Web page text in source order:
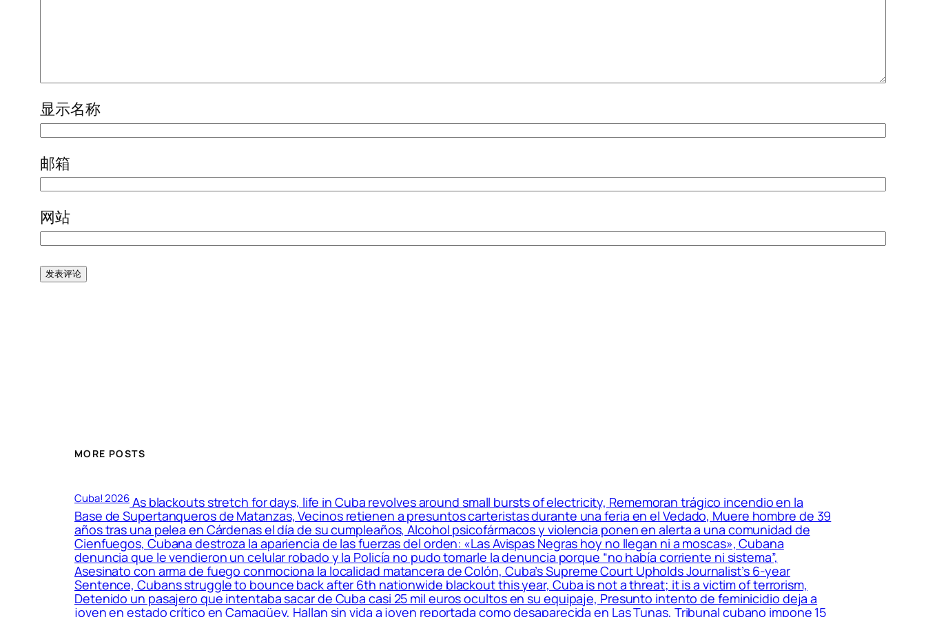
显示名称
邮箱
网站
MORE POSTS
Cuba! 2026As blackouts stretch for days, life in Cuba revolves around small bursts of electricity, Rememoran trágico incendio en la
Base de Supertanqueros de Matanzas, Vecinos retienen a presuntos carteristas durante una feria en el Vedado, Muere hombre de 39
años tras una pelea en Cárdenas el día de su cumpleaños, Alcohol psicofármacos y violencia ponen en alerta a una comunidad de
Cienfuegos, Cubana destroza la apariencia de las fuerzas del orden: «Las Avispas Negras hoy no llegan ni a moscas», Cubana
denuncia que le vendieron un celular robado y la Policía no pudo tomarle la denuncia porque “no había corriente ni sistema”,
Asesinato con arma de fuego conmociona la localidad matancera de Colón, Cuba’s Supreme Court Upholds Journalist’s 6-year
Sentence, Cubans struggle to bounce back after 6th nationwide blackout this year, Cuba is not a threat; it is a victim of terrorism,
Detenido un pasajero que intentaba sacar de Cuba casi 25 mil euros ocultos en su equipaje, Presunto intento de feminicidio deja a
joven en estado crítico en Camagüey, Hallan sin vida a joven reportada como desaparecida en Las Tunas, Tribunal cubano impone 15